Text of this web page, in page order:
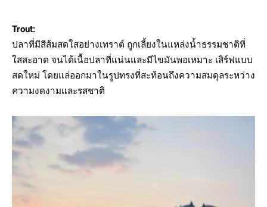
Trout:
ปลาที่มีสีส้มสดใสอย่างเทราต์ ถูกเลี้ยงในแหล่งน้ำธรรมชาติที่
ใสสะอาด จนได้เนื้อปลาที่แน่นและมีไขมันพอเหมาะ เสิร์ฟแบบ
สดใหม่ โดยแล่ออกมาในรูปทรงที่สะท้อนถึงความสมดุลระหว่าง
ความงดงามและรสชาติ